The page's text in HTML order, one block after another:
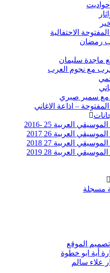
الاحتفالية
رمضان
ماجدة سليمان
مع نجوم العرب
مع سمير صبري
المفتوحة – اذاعة الاغاني
العربية 25 -2016
العربية 26 2017
العربية 27 2018
العربية 28 2019
مسجلة
تصميم الموقع
أية ابو خطوة
علاء سالم